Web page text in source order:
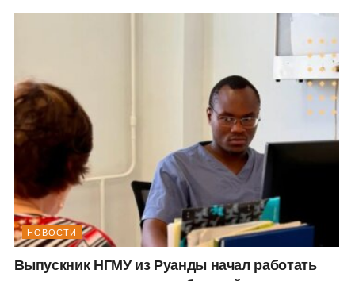
НОВОСТИ
Выпускник НГМУ из Руанды начал работать